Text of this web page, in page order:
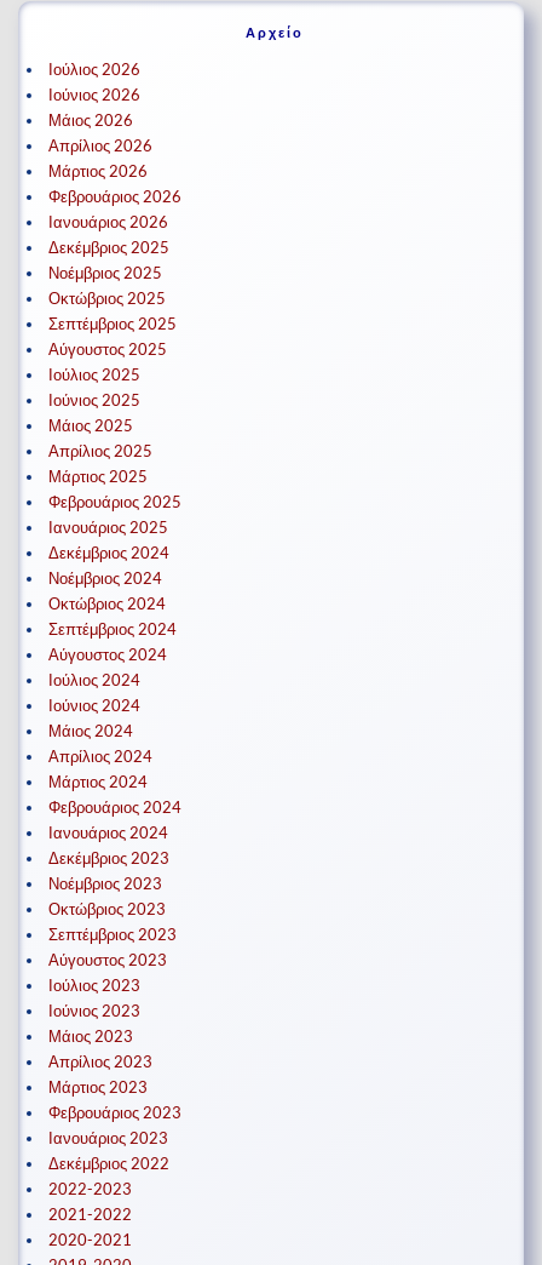
Αρχείο
Ιούλιος 2026
Ιούνιος 2026
Μάιος 2026
Απρίλιος 2026
Μάρτιος 2026
Φεβρουάριος 2026
Ιανουάριος 2026
Δεκέμβριος 2025
Νοέμβριος 2025
Οκτώβριος 2025
Σεπτέμβριος 2025
Αύγουστος 2025
Ιούλιος 2025
Ιούνιος 2025
Μάιος 2025
Απρίλιος 2025
Μάρτιος 2025
Φεβρουάριος 2025
Ιανουάριος 2025
Δεκέμβριος 2024
Νοέμβριος 2024
Οκτώβριος 2024
Σεπτέμβριος 2024
Αύγουστος 2024
Ιούλιος 2024
Ιούνιος 2024
Μάιος 2024
Απρίλιος 2024
Μάρτιος 2024
Φεβρουάριος 2024
Ιανουάριος 2024
Δεκέμβριος 2023
Νοέμβριος 2023
Οκτώβριος 2023
Σεπτέμβριος 2023
Αύγουστος 2023
Ιούλιος 2023
Ιούνιος 2023
Μάιος 2023
Απρίλιος 2023
Μάρτιος 2023
Φεβρουάριος 2023
Ιανουάριος 2023
Δεκέμβριος 2022
2022-2023
2021-2022
2020-2021